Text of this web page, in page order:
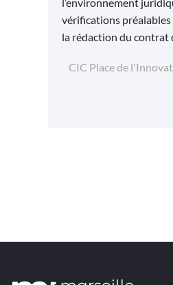
vérifications préalables
la rédaction du contrat
CIC Place de